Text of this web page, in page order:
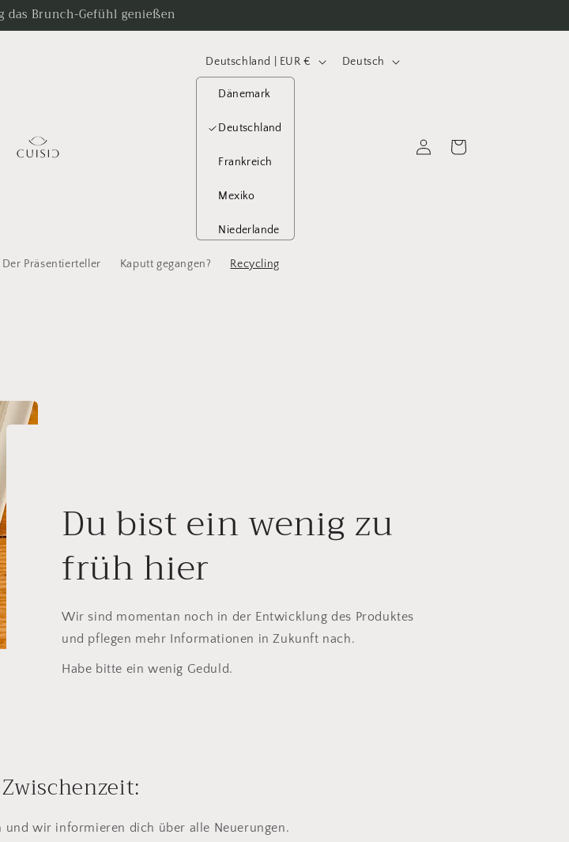
das Brunch-Gefühl genießen
Der Präsentierteller Kaputt gegangen? Recycling
L
a
g
i
Deutschland | EUR €
Dänemark
Deutschland
Frankreich
Mexiko
Niederlande
Österreich
SDeutsch
EinloggenWarenkorb
Du bist ein wenig zu
früh hier
Wir sind momentan noch in der Entwicklung des Produktes
und pflegen mehr Informationen in Zukunft nach.
Habe bitte ein wenig Geduld.
und wir informieren dich über alle Neuerungen.